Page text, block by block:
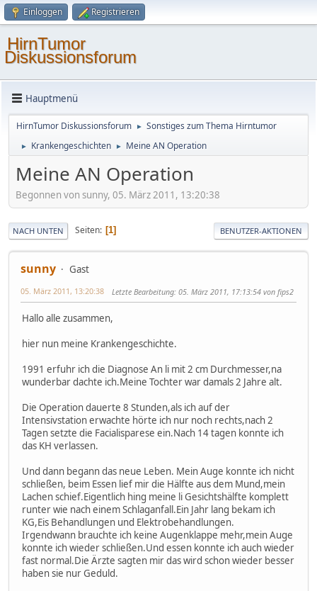
Einloggen Registrieren
HirnTumor
Diskussionsforum
Hauptmenü
HirnTumor Diskussionsforum ► Sonstiges zum Thema Hirntumor
► Krankengeschichten ► Meine AN Operation
Meine AN Operation
Begonnen von sunny, 05. März 2011, 13:20:38
NACH UNTEN Seiten 1 BENUTZER-AKTIONEN
sunny Gast
05. März 2011, 13:20:38 Letzte Bearbeitung: 05. März 2011, 17:13:54 von fips2
Hallo alle zusammen,
hier nun meine Krankengeschichte.
1991 erfuhr ich die Diagnose An li mit 2 cm Durchmesser,na
wunderbar dachte ich.Meine Tochter war damals 2 Jahre alt.
Die Operation dauerte 8 Stunden,als ich auf der
Intensivstation erwachte hörte ich nur noch rechts,nach 2
Tagen setzte die Facialisparese ein.Nach 14 tagen konnte ich
das KH verlassen.
Und dann begann das neue Leben. Mein Auge konnte ich nicht
schließen, beim Essen lief mir die Hälfte aus dem Mund,mein
Lachen schief.Eigentlich hing meine li Gesichtshälfte komplett
runter wie nach einem Schlaganfall.Ein Jahr lang bekam ich
KG,Eis Behandlungen und Elektrobehandlungen.
Irgendwann brauchte ich keine Augenklappe mehr,mein Auge
konnte ich wieder schließen.Und essen konnte ich auch wieder
fast normal.Die Ärzte sagten mir das wird schon wieder besser
haben sie nur Geduld.